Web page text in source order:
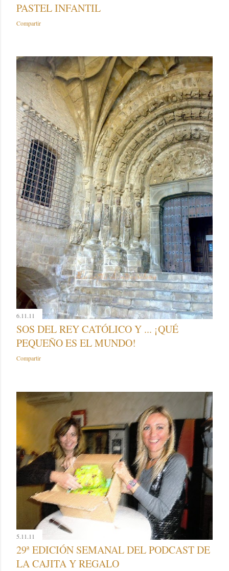
PASTEL INFANTIL
Compartir
6.11.11
SOS DEL REY CATÓLICO Y ... ¡QUÉ
PEQUEÑO ES EL MUNDO!
Compartir
5.11.11
29ª EDICIÓN SEMANAL DEL PODCAST DE
LA CAJITA Y REGALO